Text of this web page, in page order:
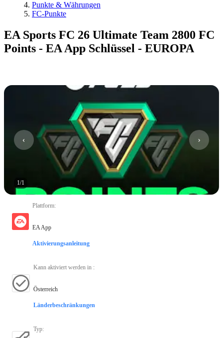
Punkte & Währungen
FC-Punkte
EA Sports FC 26 Ultimate Team 2800 FC
Points - EA App Schlüssel - EUROPA
1/1
Plattform:
EA App
Aktivierungsanleitung
Kann aktiviert werden in :
Österreich
Länderbeschränkungen
Typ: